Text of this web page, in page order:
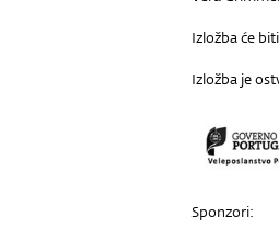
Izložba će
Izložba je
Sponzori: